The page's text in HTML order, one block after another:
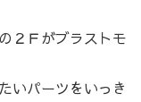
２Ｆがブラストモ
いパーツをいっき